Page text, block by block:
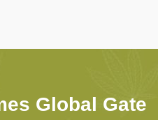
Global Gate